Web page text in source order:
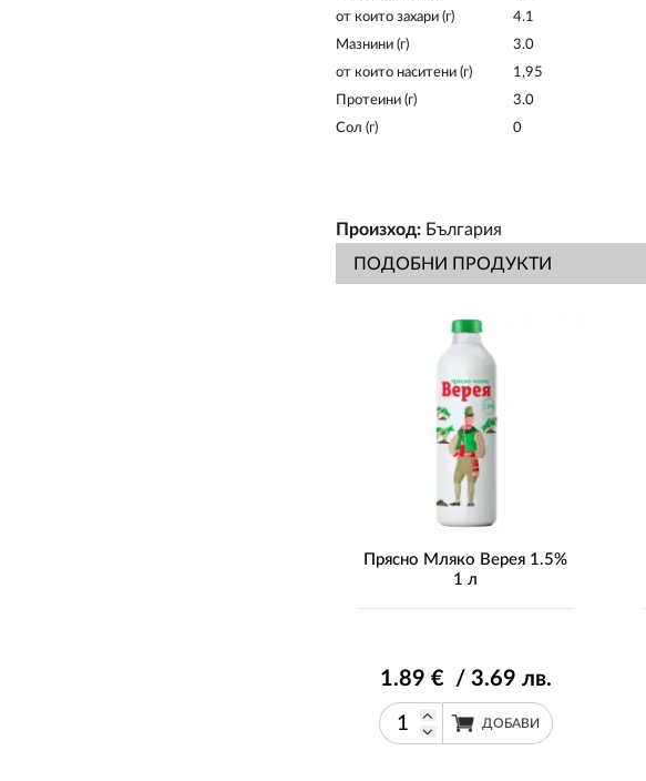
от които захари (г)
4.1
Мазнини (г)
3.0
от които наситени (г)
1,95
Протеини (г)
3.0
Сол (г)
0
Произход:България
ПОДОБНИ ПРОДУКТИ
Прясно Мляко Верея 1.5%
1 л
1.89 € / 3.69 лв.
ДОБАВИ